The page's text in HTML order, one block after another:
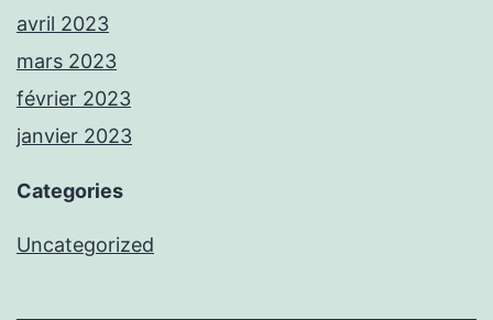
avril 2023
mars 2023
février 2023
janvier 2023
Categories
Uncategorized